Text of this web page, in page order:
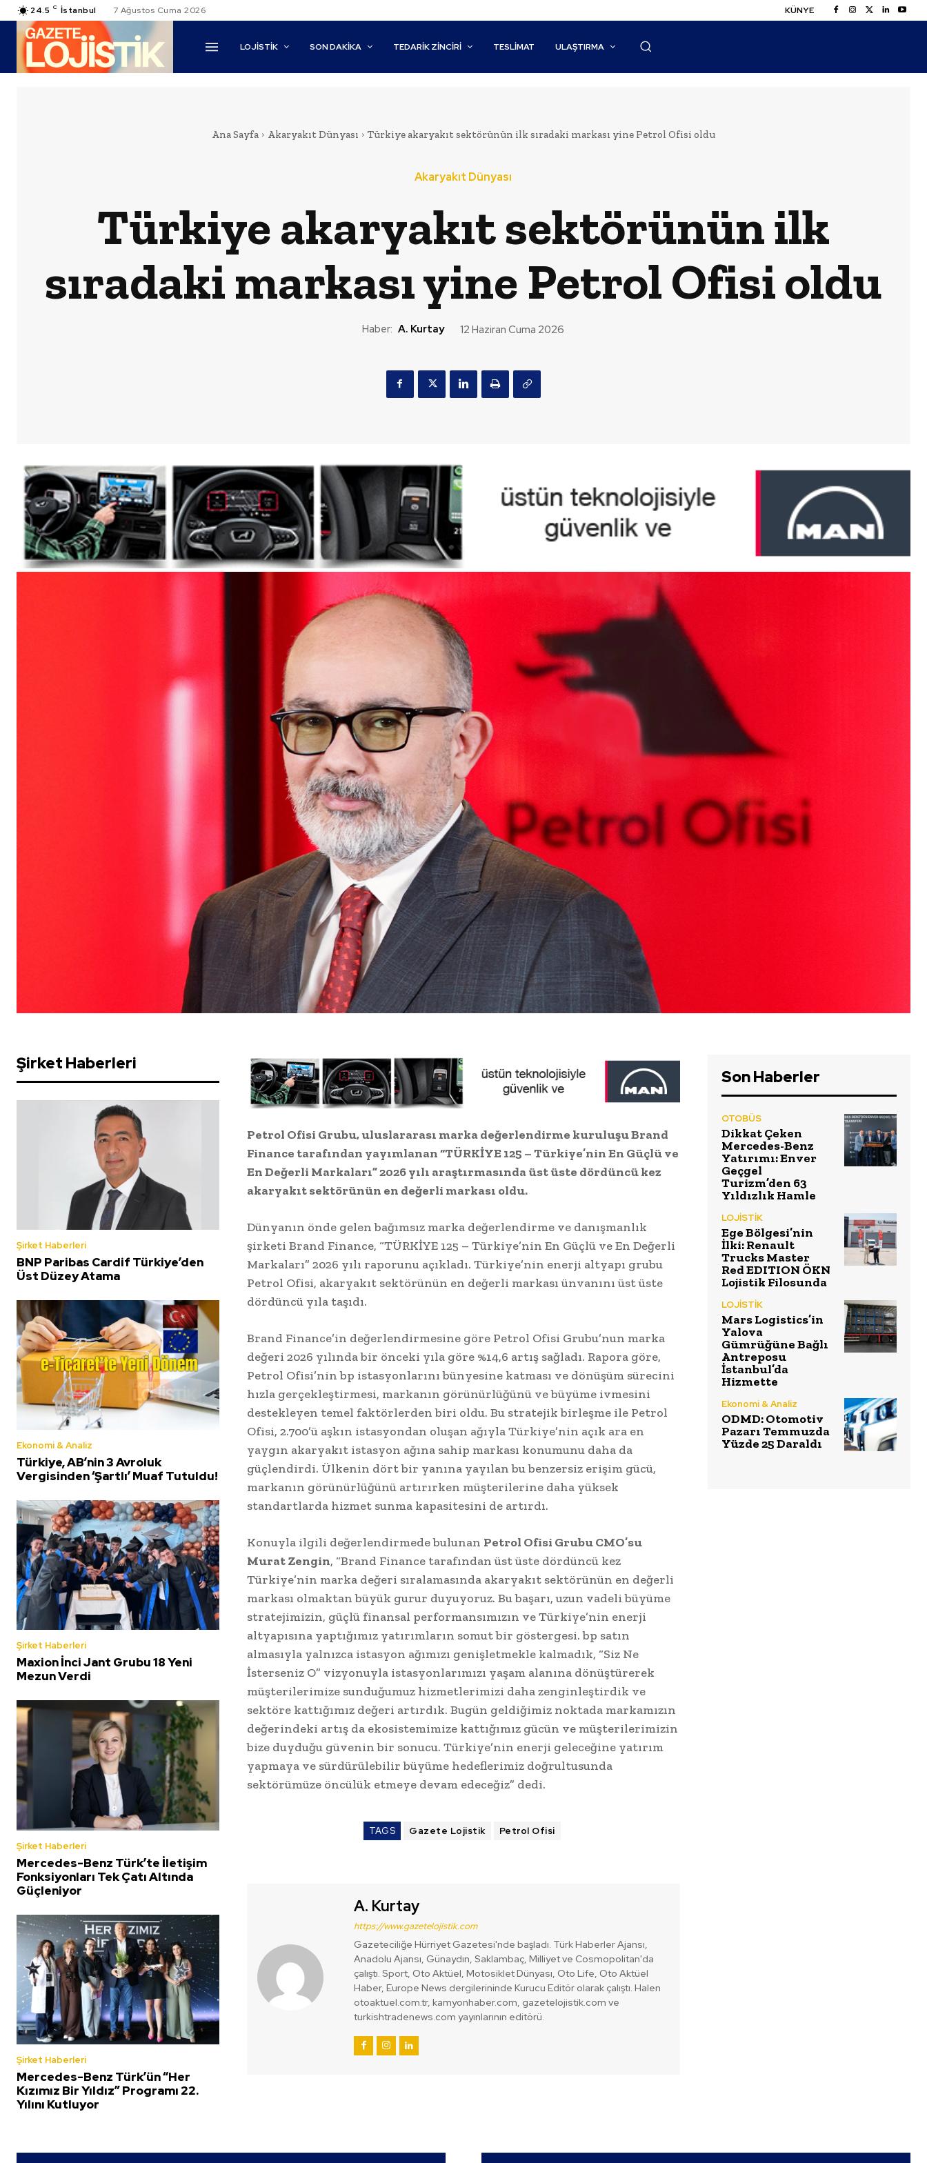
24.5 C İstanbul 7 Ağustos Cuma 2026 KÜNYE
LOJİSTİK SON DAKİKA TEDARIK ZINCIRI TESLIMAT ULAŞTIRMA
Ana Sayfa Akaryakıt Dünyası Türkiye akaryakıt sektörünün ilk sıradaki markası yine Petrol Ofisi oldu
Akaryakıt Dünyası
Türkiye akaryakıt sektörünün ilk
sıradaki markası yine Petrol Ofisi oldu
Haber: A. Kurtay 12 Haziran Cuma 2026
Şirket Haberleri
Şirket Haberleri
BNP Paribas Cardif Türkiye’den
Üst Düzey Atama
Ekonomi & Analiz
Türkiye, AB’nin 3 Avroluk
Vergisinden ‘Şartlı’ Muaf Tutuldu!
Şirket Haberleri
Maxion İnci Jant Grubu 18 Yeni
Mezun Verdi
Şirket Haberleri
Mercedes-Benz Türk’te İletişim
Fonksiyonları Tek Çatı Altında
Güçleniyor
Şirket Haberleri
Mercedes-Benz Türk’ün “Her
Kızımız Bir Yıldız” Programı 22.
Yılını Kutluyor
Petrol Ofisi Grubu, uluslararası marka değerlendirme kuruluşu Brand
Finance tarafından yayımlanan “TÜRKİYE 125 – Türkiye’nin En Güçlü ve
En Değerli Markaları” 2026 yılı araştırmasında üst üste dördüncü kez
akaryakıt sektörünün en değerli markası oldu.
Dünyanın önde gelen bağımsız marka değerlendirme ve danışmanlık
şirketi Brand Finance, “TÜRKİYE 125 – Türkiye’nin En Güçlü ve En Değerli
Markaları” 2026 yılı raporunu açıkladı. Türkiye’nin enerji altyapı grubu
Petrol Ofisi, akaryakıt sektörünün en değerli markası ünvanını üst üste
dördüncü yıla taşıdı.
Brand Finance’in değerlendirmesine göre Petrol Ofisi Grubu’nun marka
değeri 2026 yılında bir önceki yıla göre %14,6 artış sağladı. Rapora göre,
Petrol Ofisi’nin bp istasyonlarını bünyesine katması ve dönüşüm sürecini
hızla gerçekleştirmesi, markanın görünürlüğünü ve büyüme ivmesini
destekleyen temel faktörlerden biri oldu. Bu stratejik birleşme ile Petrol
Ofisi, 2.700’ü aşkın istasyondan oluşan ağıyla Türkiye’nin açık ara en
yaygın akaryakıt istasyon ağına sahip markası konumunu daha da
güçlendirdi. Ülkenin dört bir yanına yayılan bu benzersiz erişim gücü,
markanın görünürlüğünü artırırken müşterilerine daha yüksek
standartlarda hizmet sunma kapasitesini de artırdı.
Konuyla ilgili değerlendirmede bulunan Petrol Ofisi Grubu CMO’su
Murat Zengin, “Brand Finance tarafından üst üste dördüncü kez
Türkiye’nin marka değeri sıralamasında akaryakıt sektörünün en değerli
markası olmaktan büyük gurur duyuyoruz. Bu başarı, uzun vadeli büyüme
stratejimizin, güçlü finansal performansımızın ve Türkiye’nin enerji
altyapısına yaptığımız yatırımların somut bir göstergesi. bp satın
almasıyla yalnızca istasyon ağımızı genişletmekle kalmadık, “Siz Ne
İsterseniz O” vizyonuyla istasyonlarımızı yaşam alanına dönüştürerek
müşterilerimize sunduğumuz hizmetlerimizi daha zenginleştirdik ve
sektöre kattığımız değeri artırdık. Bugün geldiğimiz noktada markamızın
değerindeki artış da ekosistemimize kattığımız gücün ve müşterilerimizin
bize duyduğu güvenin bir sonucu. Türkiye’nin enerji geleceğine yatırım
yapmaya ve sürdürülebilir büyüme hedeflerimiz doğrultusunda
sektörümüze öncülük etmeye devam edeceğiz” dedi.
TAGS Gazete Lojistik Petrol Ofisi
A. Kurtay
https://www.gazetelojistik.com
Gazeteciliğe Hürriyet Gazetesi'nde başladı. Türk Haberler Ajansı,
Anadolu Ajansı, Günaydın, Saklambaç, Milliyet ve Cosmopolitan'da
çalıştı. Sport, Oto Aktüel, Motosiklet Dünyası, Oto Life, Oto Aktüel
Haber, Europe News dergilerininde Kurucu Editör olarak çalıştı. Halen
otoaktuel.com.tr, kamyonhaber.com, gazetelojistik.com ve
turkishtradenews.com yayınlarının editörü.
Son Haberler
OTOBÜS
Dikkat Çeken
Mercedes-Benz
Yatırımı: Enver
Geçgel
Turizm’den 63
Yıldızlık Hamle
LOJİSTİK
Ege Bölgesi’nin
İlki: Renault
Trucks Master
Red EDITION ÖKN
Lojistik Filosunda
LOJİSTİK
Mars Logistics’in
Yalova
Gümrüğüne Bağlı
Antreposu
İstanbul’da
Hizmette
Ekonomi & Analiz
ODMD: Otomotiv
Pazarı Temmuzda
Yüzde 25 Daraldı